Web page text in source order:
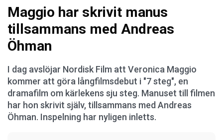
Maggio har skrivit manus
tillsammans med Andreas
Öhman
I dag avslöjar Nordisk Film att Veronica Maggio
kommer att göra långfilmsdebut i "7 steg", en
dramafilm om kärlekens sju steg. Manuset till filmen
har hon skrivit själv, tillsammans med Andreas
Öhman. Inspelning har nyligen inletts.